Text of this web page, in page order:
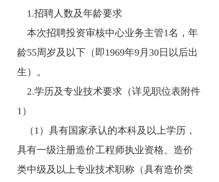
1.招聘人数及年龄要求
本次招聘投资审核中心业务主管1名，年
龄55周岁及以下（即1969年9月30日以后出
生）。
2.学历及专业技术要求（详见职位表附件
1）
（1）具有国家承认的本科及以上学历，
具有一级注册造价工程师执业资格、造价
类中级及以上专业技术职称（具有造价类